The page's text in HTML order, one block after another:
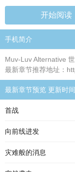
开始阅读
手机简介
Muv-Luv Alternative
最新章节推荐地址：
最新章节预览 更新时
首战
向前线进发
灾难般的消息